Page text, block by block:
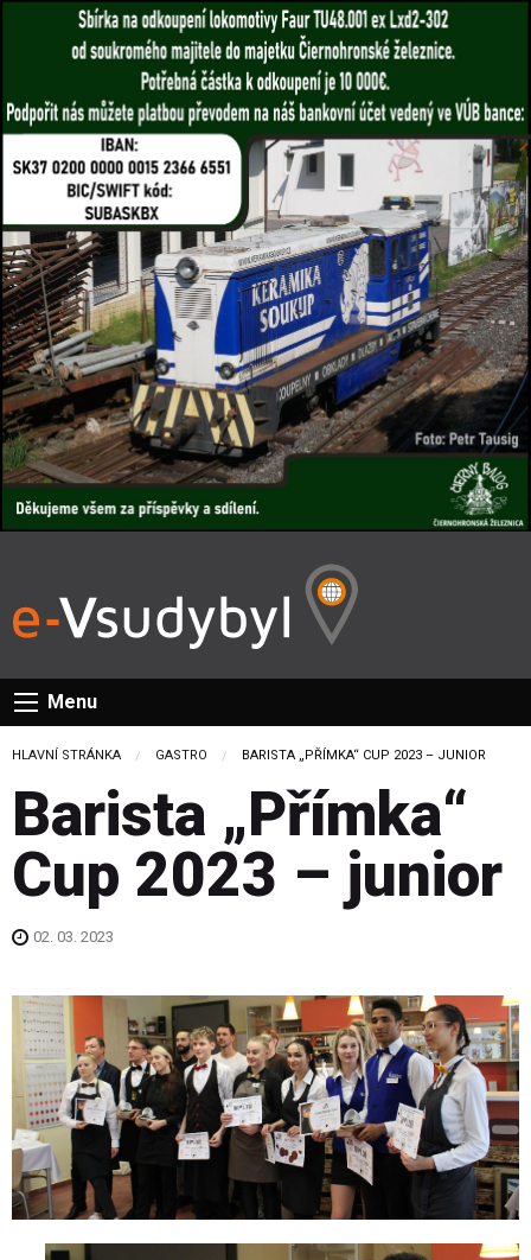
Menu
HLAVNÍ STRÁNKA GASTRO CURRENT:
BARISTA „PŘÍMKA“ CUP 2023 – JUNIOR
Barista „Přímka“
Cup 2023 – junior
02. 03. 2023